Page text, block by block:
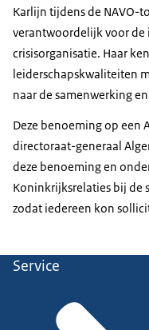
Karlijn tijdens de NAVO-
verantwoordelijk voor de
crisisorganisatie. Haar
leiderschapskwaliteiten
naar de samenwerking
Deze benoeming op een
directoraat-generaal
deze benoeming en
Koninkrijksrelaties bij de
zodat iedereen kon
Service